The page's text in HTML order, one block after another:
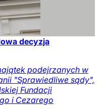
decyzja
podejrzanych w
"Sprawiedliwe sądy",
Fundacji
i Cezarego